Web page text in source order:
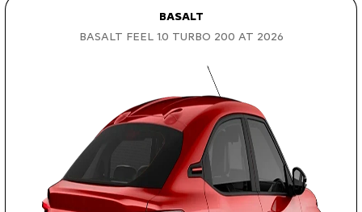
BASALT
BASALT FEEL 1.0 TURBO 200 AT 2026